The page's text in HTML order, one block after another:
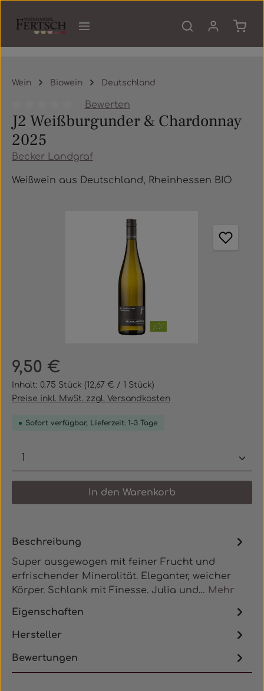
Wein Biowein Deutschland
Durchschnittliche Bewertung von 0 von 5 Sternen
Bewerten
J2 Weißburgunder & Chardonnay
2025
Becker Landgraf
Weißwein aus Deutschland, Rheinhessen BIO
Bildergalerie überspringen
Regulärer Preis:
9,50 €
Inhalt: 0.75 Stück (12,67 € / 1 Stück)
Preise inkl. MwSt. zzgl. Versandkosten
Sofort verfügbar, Lieferzeit: 1-3 Tage
Produkt Anzahl: Gib den
In den Warenkorb
Beschreibung
Super ausgewogen mit feiner Frucht und
erfrischender Mineralität. Eleganter, weicher
Körper. Schlank mit Finesse. Julia und… Mehr
Eigenschaften
Hersteller
Bewertungen